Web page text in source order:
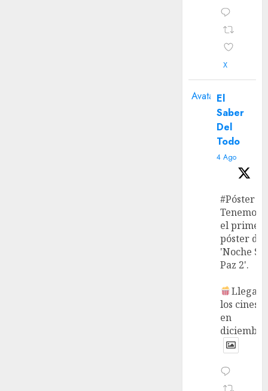
X
Avatar El
Saber
Del
Todo
4 Ago
#Póster
Tenemos
el primer
póster de
'Noche
Paz 2'.
Llega a
los cines
en